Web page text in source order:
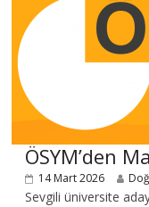
ÖSYM’den
14 Mart 2026
Sevgili üniversite